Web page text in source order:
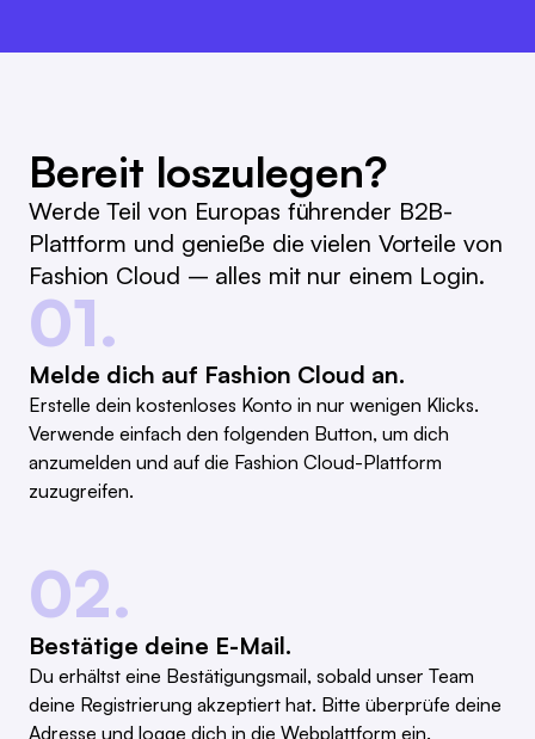
Bereit loszulegen?
Werde Teil von Europas führender B2B-
Plattform und genieße die vielen Vorteile von
Fashion Cloud – alles mit nur einem Login.
01.
Melde dich auf Fashion Cloud an.
Erstelle dein kostenloses Konto in nur wenigen Klicks.
Verwende einfach den folgenden Button, um dich
anzumelden und auf die Fashion Cloud-Plattform
zuzugreifen.
02.
Bestätige deine E-Mail.
Du erhältst eine Bestätigungsmail, sobald unser Team
deine Registrierung akzeptiert hat. Bitte überprüfe deine
Adresse und logge dich in die Webplattform ein.